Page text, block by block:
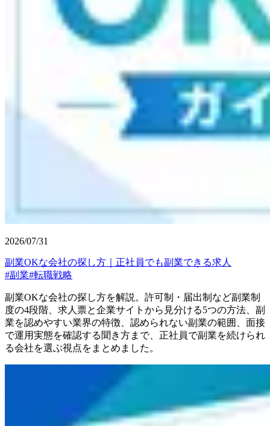
2026/07/31
副業OKな会社の探し方｜正社員でも副業できる求人
#副業#転職戦略
副業OKな会社の探し方を解説。許可制・届出制など副業制
度の4段階、求人票と企業サイトから見分ける5つの方法、副
業を認めやすい業界の特徴、認められない副業の範囲、面接
で運用実態を確認する聞き方まで、正社員で副業を続けられ
る会社を選ぶ視点をまとめました。